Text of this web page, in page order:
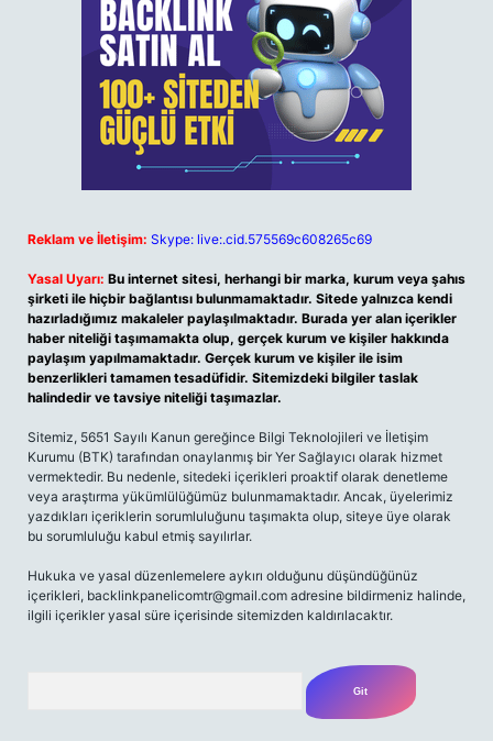
Reklam ve İletişim: Skype: live:.cid.575569c608265c69
Yasal Uyarı: Bu internet sitesi, herhangi bir marka, kurum veya şahıs
şirketi ile hiçbir bağlantısı bulunmamaktadır. Sitede yalnızca kendi
hazırladığımız makaleler paylaşılmaktadır. Burada yer alan içerikler
haber niteliği taşımamakta olup, gerçek kurum ve kişiler hakkında
paylaşım yapılmamaktadır. Gerçek kurum ve kişiler ile isim
benzerlikleri tamamen tesadüfidir. Sitemizdeki bilgiler taslak
halindedir ve tavsiye niteliği taşımazlar.
Sitemiz, 5651 Sayılı Kanun gereğince Bilgi Teknolojileri ve İletişim
Kurumu (BTK) tarafından onaylanmış bir Yer Sağlayıcı olarak hizmet
vermektedir. Bu nedenle, sitedeki içerikleri proaktif olarak denetleme
veya araştırma yükümlülüğümüz bulunmamaktadır. Ancak, üyelerimiz
yazdıkları içeriklerin sorumluluğunu taşımakta olup, siteye üye olarak
bu sorumluluğu kabul etmiş sayılırlar.
Hukuka ve yasal düzenlemelere aykırı olduğunu düşündüğünüz
içerikleri, backlinkpanelicomtr@gmail.com adresine bildirmeniz halinde,
ilgili içerikler yasal süre içerisinde sitemizden kaldırılacaktır.